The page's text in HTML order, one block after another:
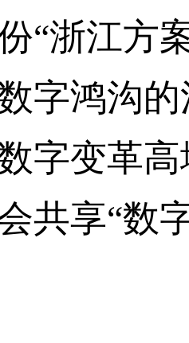
江方案
字鸿沟
字变革
共享“数